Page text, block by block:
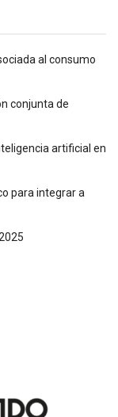
al consumo
conjunta de
artificial en
para integrar a